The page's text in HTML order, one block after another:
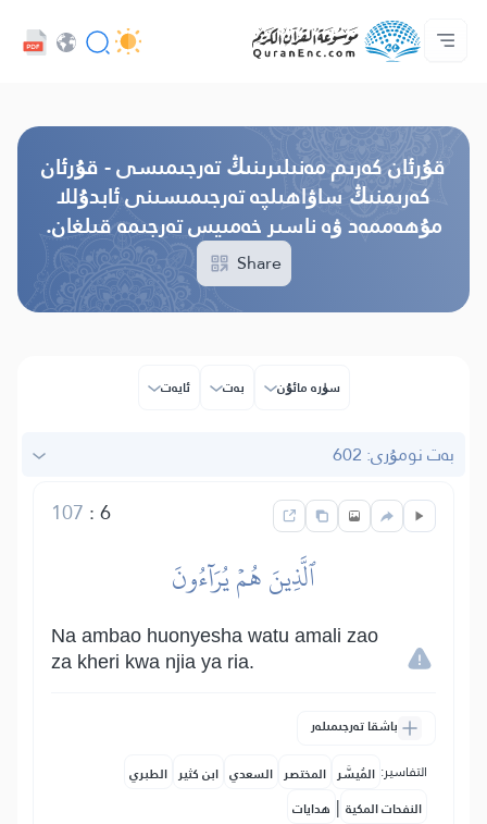
ئاساسى
تەرجىمىلەر مۇندەرىجىسى
Audio
كەسىپدارلار مۇلازىمىتى - API
پىلان ھەققىدە
بىز بىلەن ئالاقە قىلىڭ
تىل
قۇرئان كەرىم مەنىلىرىنىڭ تەرجىمىسى - قۇرئان
كەرىمنىڭ ساۋاھىلچە تەرجىمىسىنى ئابدۇللا
مۇھەممەد ۋە ناسىر خەمىيس تەرجىمە قىلغان.
Share
سۈرە مائۇن بەت ئايەت
بەت نومۇرى: 602
6
:
107
ٱلَّذِينَ هُمۡ يُرَآءُونَ
Na ambao huonyesha watu amali zao
za kheri kwa njia ya ria.
باشقا تەرجىمىلەر
التفاسير: المُيسَّر المختصر السعدي ابن كثير الطبري
النفحات المكية | هدايات